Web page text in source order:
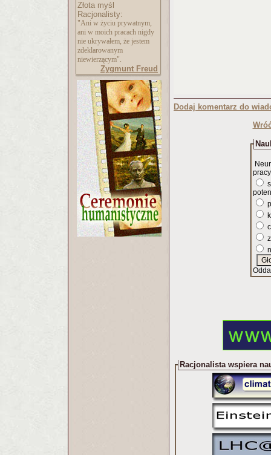
Złota myśl
Racjonalisty:
"Ani w życiu prywatnym,
ani w moich pracach nigdy
nie ukrywałem, że jestem
zdeklarowanym
niewierzącym".
Zygmunt Freud
Dodaj komentarz do
Racjonalista wspiera